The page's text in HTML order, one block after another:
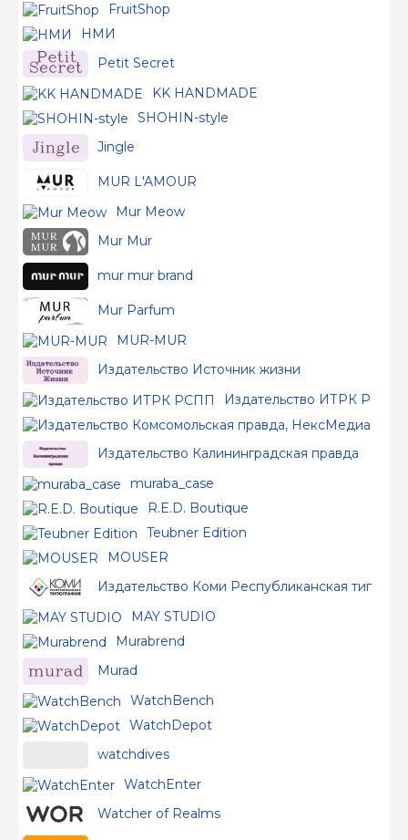
FruitShop
НМИ
Petit Secret
KK HANDMADE
SHOHIN-style
Jingle
MUR L'AMOUR
Mur Meow
Mur Mur
mur mur brand
Mur Parfum
MUR-MUR
Издательство Источник жизни
Издательство ИТРК РСПП
Издательство Калининградская правда
muraba_case
R.E.D. Boutique
Teubner Edition
MOUSER
Издательство Коми Республиканская
MAY STUDIO
Murabrend
Murad
WatchBench
WatchDepot
watchdives
WatchEnter
Watcher of Realms